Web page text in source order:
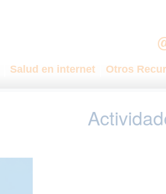
Salud en internet Otros